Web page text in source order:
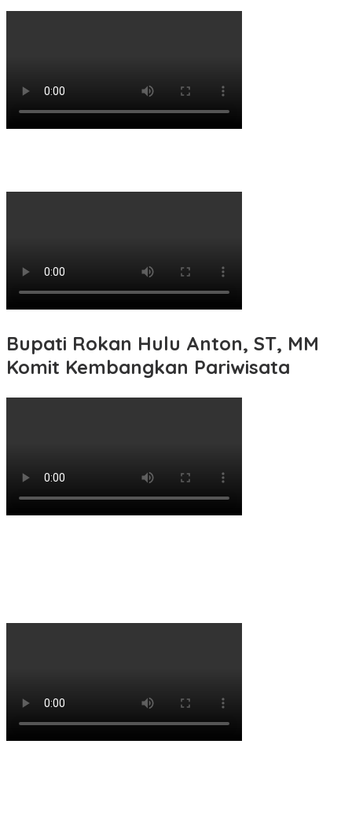
Bupati Rokan Hulu Anton, ST, MM
Komit Kembangkan Pariwisata